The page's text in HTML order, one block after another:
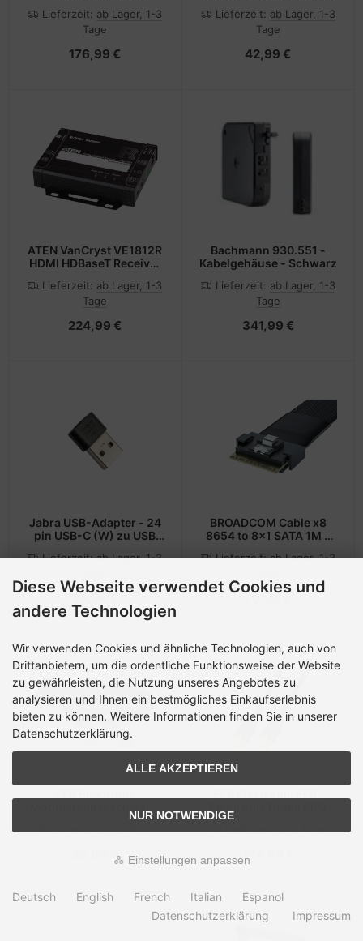
Lieferzeit: ab Lager, 1-3
Tage
176,99 €
Lieferzeit: ab Lager, 1-3
Tage
42,99 €
ATEN VanCryst VE1812R
HDMI HDBaseT Receiver
Lieferzeit: ab Lager, 1-3
Tage
224,99 €
Bachmann 930.551 -
Kabelgehäuse - Schwarz
Lieferzeit: ab Lager, 1-3
Tage
341,99 €
Jabra USB-Adapter - 24
pin USB-C (W) zu USB
Lieferzeit:ab Lager, 1-3
38,98 €
BROADCOM Cable x8
8654 to 8x1 SATA 1M -
Lieferzeit:ab Lager, 1-3
70,00 €
2 x RJ10 (4/4) Stecker,
1:1, 3,0 m
22,99 €
FLEX - Patch-Kabel - RJ-
45 (M)
Diese Webseite verwendet Cookies und
andere Technologien
Wir verwenden Cookies und ähnliche Technologien, auch von
Drittanbietern, um die ordentliche Funktionsweise der Website
zu gewährleisten, die Nutzung unseres Angebotes zu
analysieren und Ihnen ein bestmögliches Einkaufserlebnis
bieten zu können. Weitere Informationen finden Sie in unserer
Datenschutzerklärung.
ALLE AKZEPTIEREN
NUR NOTWENDIGE
Einstellungen anpassen
Deutsch English French Italian
Espanol
Datenschutzerklärung
Impressum